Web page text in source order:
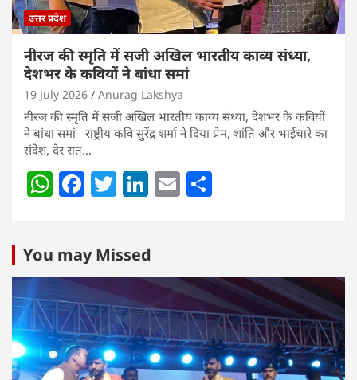
उत्तर प्रदेश
नीरज की स्मृति में सजी अखिल भारतीय काव्य संध्या,
देशभर के कवियों ने बांधा समां
19 July 2026 Anurag Lakshya
नीरज की स्मृति में सजी अखिल भारतीय काव्य संध्या, देशभर के कवियों
ने बांधा समां राष्ट्रीय कवि सुरेंद्र शर्मा ने दिया प्रेम, शांति और भाईचारे का
संदेश, देर रात…
W
s
A
p
p
F
e
b
o
o
k
T
er
Li
e
dI
n
E
You may Missed